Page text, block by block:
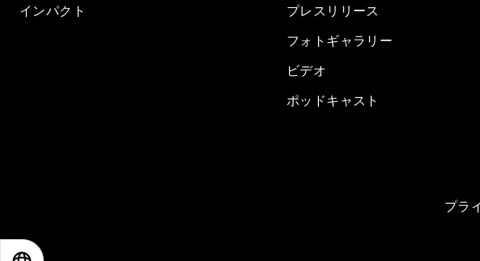
インパクト
プレスリリース
フォトギャラリー
ビデオ
ポッドキャスト
プラ